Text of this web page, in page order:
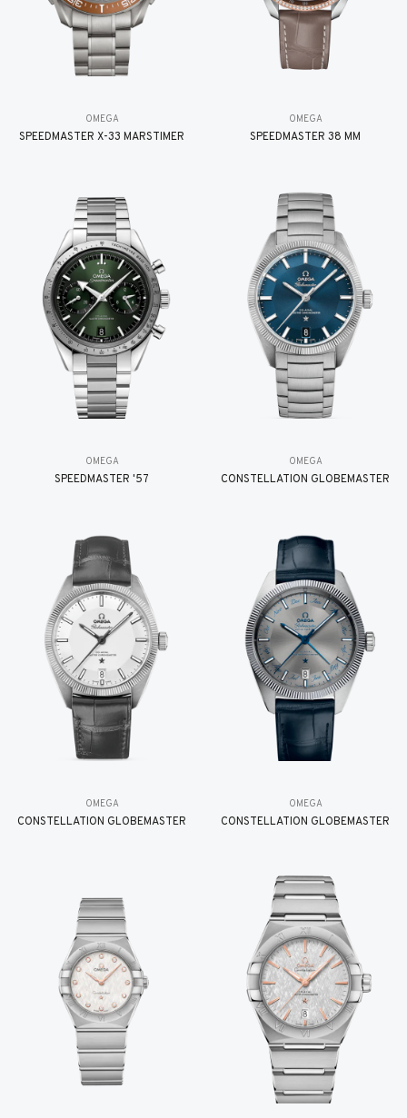
OMEGA
SPEEDMASTER X-33 MARSTIMER
OMEGA
SPEEDMASTER 38 MM
OMEGA
SPEEDMASTER '57
OMEGA
CONSTELLATION GLOBEMASTER
OMEGA
CONSTELLATION GLOBEMASTER
OMEGA
CONSTELLATION GLOBEMASTER